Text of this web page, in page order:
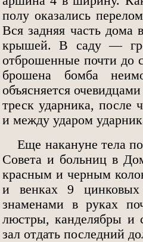
полу оказались
Вся задняя часть дома
крышей. В саду —
отброшенные почти до
брошена бомба
объясняется
треск ударника, после
и между ударом
Еще накануне тела
Совета и больниц в
красным и черным
и венках 9 цинковых
знаменами в руках
люстры, канделябры и
зал отдать последний